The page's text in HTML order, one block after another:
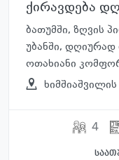
ქირავდება
ბათუმში, ზღვის
უბანში,
ოთახიანი
4